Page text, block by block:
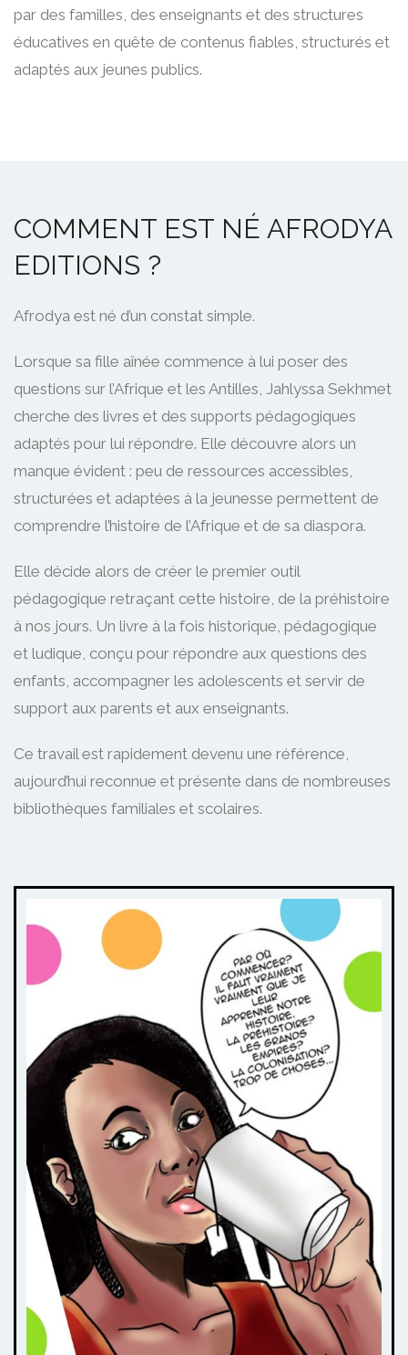
par des familles, des enseignants et des structures
éducatives en quête de contenus fiables, structurés et
adaptés aux jeunes publics.
COMMENT EST NÉ AFRODYA
EDITIONS ?
Afrodya est né d’un constat simple.
Lorsque sa fille aînée commence à lui poser des
questions sur l’Afrique et les Antilles, Jahlyssa Sekhmet
cherche des livres et des supports pédagogiques
adaptés pour lui répondre. Elle découvre alors un
manque évident : peu de ressources accessibles,
structurées et adaptées à la jeunesse permettent de
comprendre l’histoire de l’Afrique et de sa diaspora.
Elle décide alors de créer le premier outil
pédagogique retraçant cette histoire, de la préhistoire
à nos jours. Un livre à la fois historique, pédagogique
et ludique, conçu pour répondre aux questions des
enfants, accompagner les adolescents et servir de
support aux parents et aux enseignants.
Ce travail est rapidement devenu une référence,
aujourd’hui reconnue et présente dans de nombreuses
bibliothèques familiales et scolaires.